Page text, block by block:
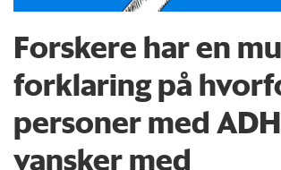
Forskere har en
forklaring på
personer med
vansker med